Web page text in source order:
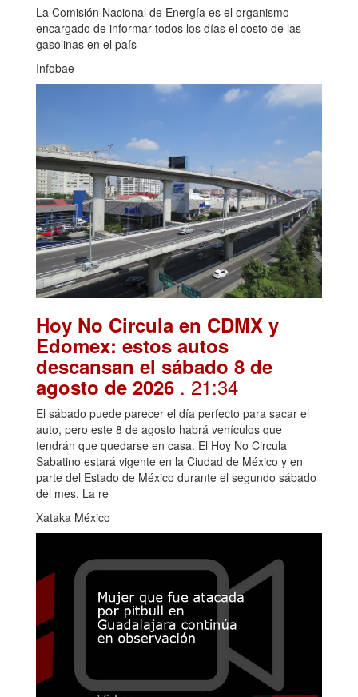
La Comisión Nacional de Energía es el organismo
encargado de informar todos los días el costo de las
gasolinas en el país
Infobae
Hoy No Circula en CDMX y
Edomex: estos autos
descansan el sábado 8 de
agosto de 2026 . 21:34
El sábado puede parecer el día perfecto para sacar el
auto, pero este 8 de agosto habrá vehículos que
tendrán que quedarse en casa. El Hoy No Circula
Sabatino estará vigente en la Ciudad de México y en
parte del Estado de México durante el segundo sábado
del mes. La re
Xataka México